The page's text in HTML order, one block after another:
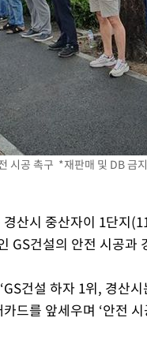
시공 촉구 *재판매 및 DB 금지
산시 중산자이 1단지
GS건설의 안전 시공과
건설 하자 1위, 경산
드를 앞세우며 ‘안전